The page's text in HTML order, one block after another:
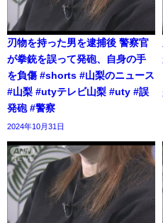
刃物を持った男を逮捕後 警察官
が拳銃を誤って発砲、自身の手
を負傷 #shorts #山梨のニュース
#山梨 #utyテレビ山梨 #uty #誤
発砲 #警察
2024年10月31日